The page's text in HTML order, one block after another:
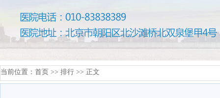
当前位置： 首页 >> 排行 >> 正文